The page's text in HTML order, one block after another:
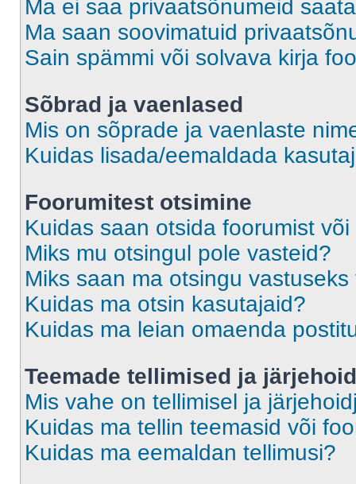
Ma ei saa privaatsõnumeid
Ma saan soovimatuid
Sain spämmi või solvava kirja
Sõbrad ja vaenlased
Mis on sõprade ja vaenlaste
Kuidas lisada/eemaldada
Foorumitest otsimine
Kuidas saan otsida foorumist
Miks mu otsingul pole vasteid?
Miks saan ma otsingu
Kuidas ma otsin kasutajaid?
Kuidas ma leian omaenda
Teemade tellimised ja
Mis vahe on tellimisel ja
Kuidas ma tellin teemasid või
Kuidas ma eemaldan tellimusi?